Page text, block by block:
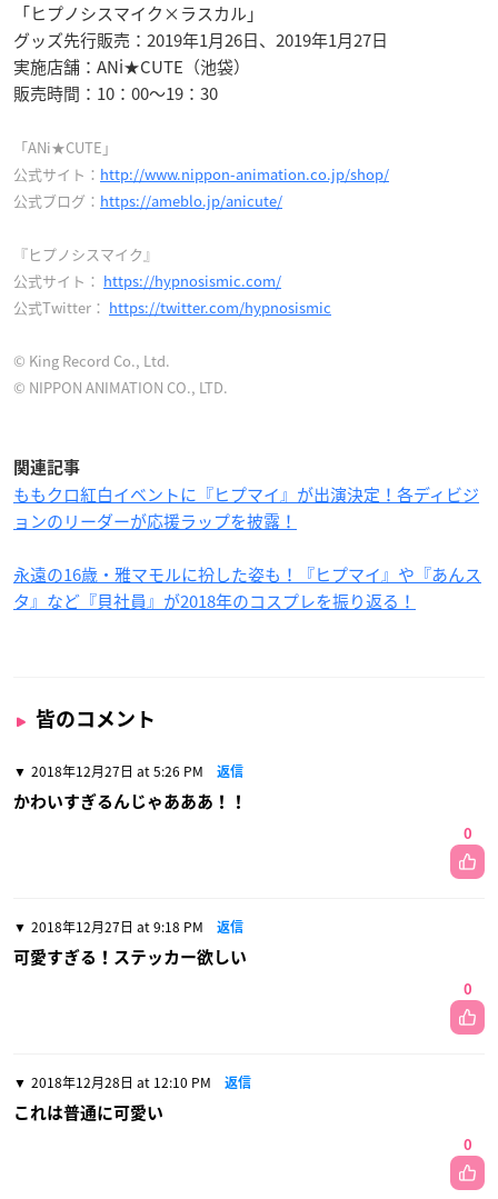
「ヒプノシスマイク×ラスカル」
グッズ先行販売：2019年1月26日、2019年1月27日
実施店舗：ANi★CUTE（池袋）
販売時間：10：00〜19：30
「ANi★CUTE」
公式サイト： http://www.nippon-animation.co.jp/shop/
公式ブログ： https://ameblo.jp/anicute/
『ヒプノシスマイク』
公式サイト： https://hypnosismic.com/
公式Twitter： https://twitter.com/hypnosismic
© King Record Co., Ltd.
© NIPPON ANIMATION CO., LTD.
関連記事
ももクロ紅白イベントに『ヒプマイ』が出演決定！各ディビジ
ョンのリーダーが応援ラップを披露！
永遠の16歳・雅マモルに扮した姿も！『ヒプマイ』や『あんス
タ』など『貝社員』が2018年のコスプレを振り返る！
皆のコメント
2018年12月27日 at 5:26 PM 返信
かわいすぎるんじゃあああ！！
0
2018年12月27日 at 9:18 PM 返信
可愛すぎる！ステッカー欲しい
0
2018年12月28日 at 12:10 PM 返信
これは普通に可愛い
0